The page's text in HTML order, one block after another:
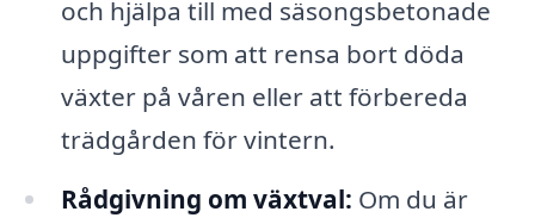
och hjälpa till med säsongsbetonade
uppgifter som att rensa bort döda
växter på våren eller att förbereda
trädgården för vintern.
Rådgivning om växtval: Om du är